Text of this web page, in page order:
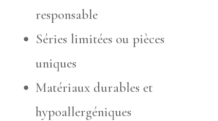
responsable
Séries limitées ou pièces
uniques
Matériaux durables et
hypoallergéniques